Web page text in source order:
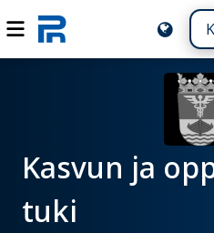
Kasvun ja
tuki